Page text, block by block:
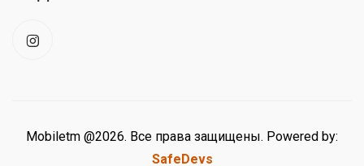
Mobiletm @2026. Все права защищены. Powered by:
SafeDevs